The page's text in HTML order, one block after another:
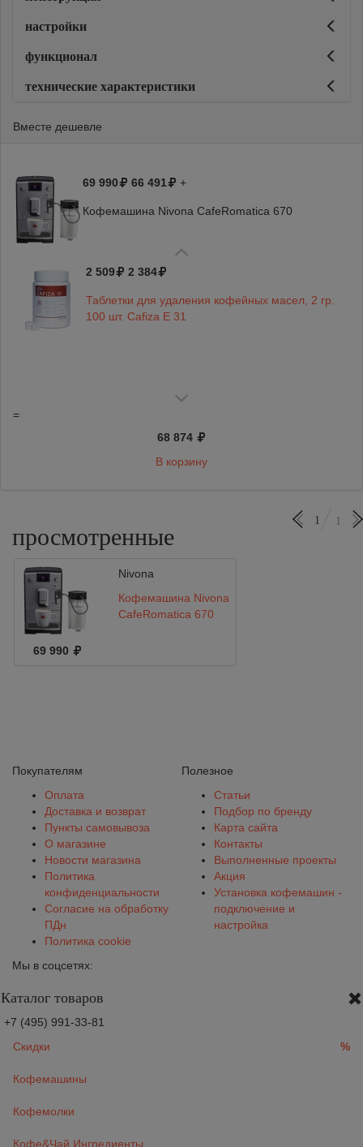
настройки
функционал
технические характеристики
Вместе дешевле
69 990 66 491 +
Кофемашина Nivona CafeRomatica 670
2 509 2 384
Таблетки для удаления кофейных масел, 2 гр.
100 шт. Cafiza E 31
=
68 874
В корзину
просмотренные
1 1
Nivona
Кофемашина Nivona
CafeRomatica 670
69 990
Покупателям
Оплата
Доставка и возврат
Пункты самовывоза
О магазине
Новости магазина
Политика
конфиденциальности
Согласие на обработку
ПДн
Политика cookie
Полезное
Статьи
Подбор по бренду
Карта сайта
Контакты
Выполненные проекты
Акция
Установка кофемашин -
подключение и
настройка
Мы в соцсетях:
Каталог товаров
+7 (495) 991-33-81
Скидки
%
Кофемашины
Кофемолки
Кофе&Чай Ингредиенты